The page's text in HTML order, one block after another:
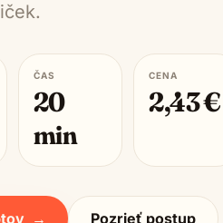
ČAS
20
min
CENA
2,43€
→ Pozrieť postup